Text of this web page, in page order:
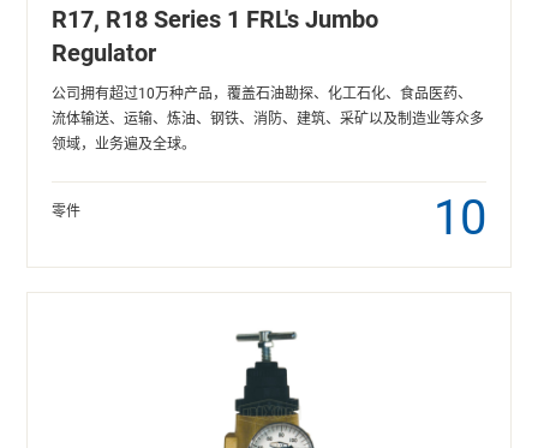
R17, R18 Series 1 FRL's Jumbo
Regulator
公司拥有超过10万种产品，覆盖石油勘探、化工石化、食品医药、
流体输送、运输、炼油、钢铁、消防、建筑、采矿以及制造业等众多
领域，业务遍及全球。
零件 10